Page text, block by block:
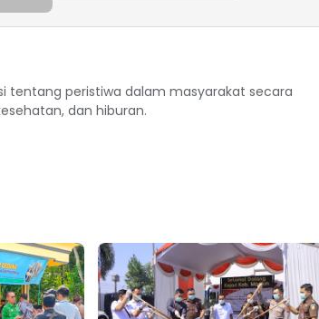
peristiwa dalam masyarakat secara
dan hiburan.